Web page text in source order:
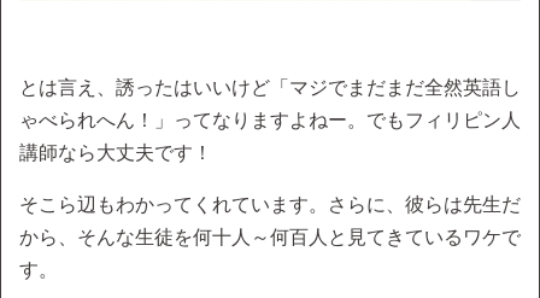
とは言え、誘ったはいいけど「マジでまだまだ全然英語し
ゃべられへん！」ってなりますよねー。でもフィリピン人
講師なら大丈夫です！
そこら辺もわかってくれています。さらに、彼らは先生だ
から、そんな生徒を何十人～何百人と見てきているワケで
す。